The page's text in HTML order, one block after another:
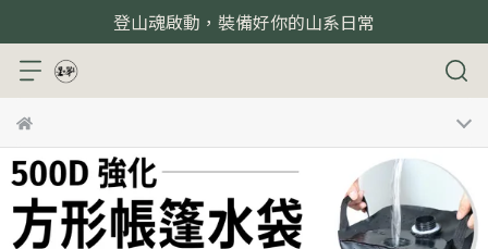
登山魂啟動，裝備好你的山系日常